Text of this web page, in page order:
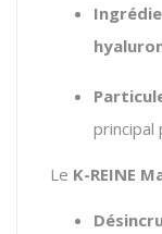
principal
Le K-REINE